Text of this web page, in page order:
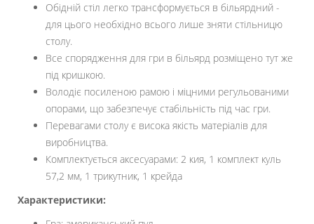
Обідній стіл легко трансформується в більярдний -
для цього необхідно всього лише зняти стільницю
столу.
Все спорядження для гри в більярд розміщено тут же
під кришкою.
Володіє посиленою рамою і міцними регульованими
опорами, що забезпечує стабільність під час гри.
Перевагами столу є висока якість матеріалів для
виробництва.
Комплектується аксесуарами: 2 кия, 1 комплект куль
57,2 мм, 1 трикутник, 1 крейда
Характеристики: